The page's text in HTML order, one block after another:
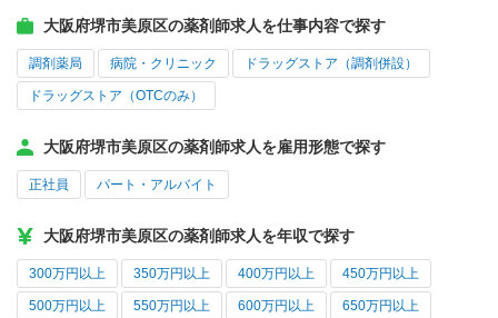
大阪府堺市美原区の薬剤師求人を仕事内容で探す
調剤薬局 病院・クリニック ドラッグストア（調剤併設）
ドラッグストア（OTCのみ）
大阪府堺市美原区の薬剤師求人を雇用形態で探す
正社員 パート・アルバイト
大阪府堺市美原区の薬剤師求人を年収で探す
300万円以上 350万円以上 400万円以上 450万円以上
500万円以上 550万円以上 600万円以上 650万円以上